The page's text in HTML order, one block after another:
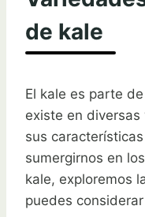
de kale
El kale es parte
existe en
sus
sumergirnos en
kale, exploremos
puedes